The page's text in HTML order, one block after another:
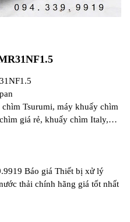
Tsurumi, máy khuấy chìm
giá rẻ, khuấy chìm Italy,…
Báo giá Thiết bị xử lý
thải chính hãng giá tốt nhất